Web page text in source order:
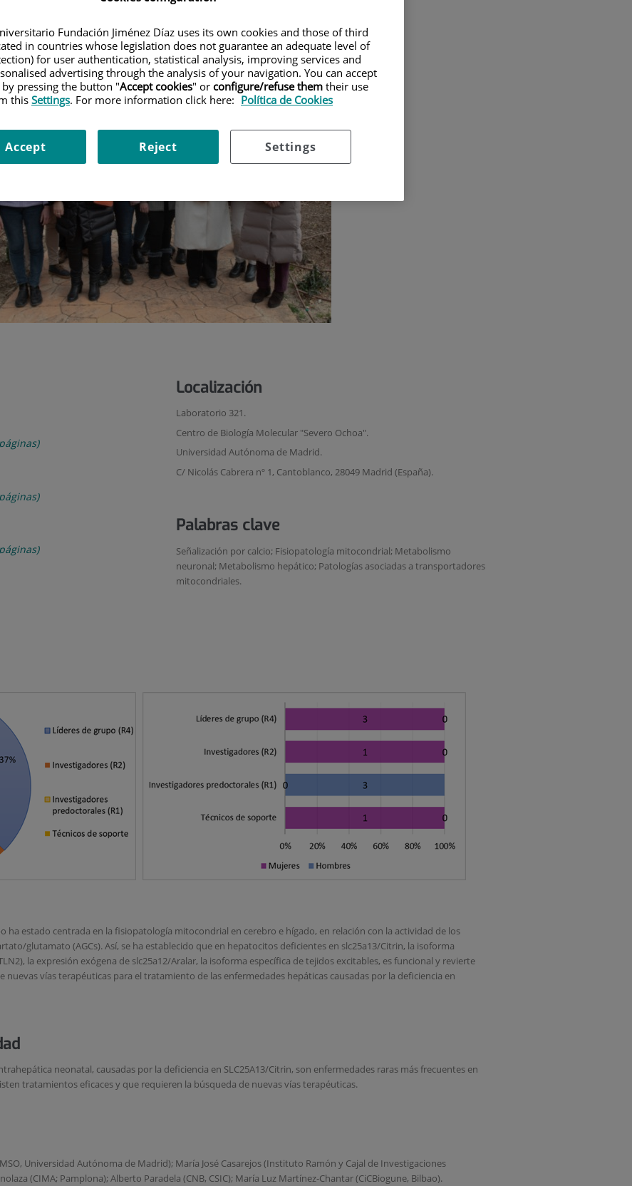
Localización
Laboratorio 321.
Centro de Biología Molecular "Severo Ochoa".
Universidad Autónoma de Madrid.
C/ Nicolás Cabrera nº 1, Cantoblanco, 28049 Madrid (España).
Palabras clave
Señalización por calcio; Fisiopatología mitocondrial; Metabolismo
neuronal; Metabolismo hepático; Patologías asociadas a transportadores
mitocondriales.
ha estado centrada en la fisiopatología mitocondrial en cerebro e hígado, en relación con la actividad de los
glutamato (AGCs). Así, se ha establecido que en hepatocitos deficientes en slc25a13/Citrin, la isoforma
la expresión exógena de slc25a12/Aralar, la isoforma específica de tejidos excitables, es funcional y revierte
nuevas vías terapéuticas para el tratamiento de las enfermedades hepáticas causadas por la deficiencia en
neonatal, causadas por la deficiencia en SLC25A13/Citrin, son enfermedades raras más frecuentes en
tratamientos eficaces y que requieren la búsqueda de nuevas vías terapéuticas.
Universidad Autónoma de Madrid); María José Casarejos (Instituto Ramón y Cajal de Investigaciones
(CIMA; Pamplona); Alberto Paradela (CNB, CSIC); María Luz Martínez-Chantar (CiCBiogune, Bilbao).
Fundación Jiménez Díaz uses its own cookies and those of third
in countries whose legislation does not guarantee an adequate level of
for user authentication, statistical analysis, improving services and
advertising through the analysis of your navigation. You can accept
pressing the button "Accept cookies" or configure/refuse them their use
thisSettings. For more information click here: Política de Cookies
Settings
Reject
Accept